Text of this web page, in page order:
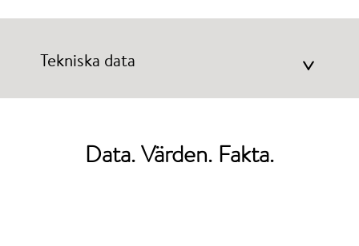
Tekniska data >
Data. Värden. Fakta.